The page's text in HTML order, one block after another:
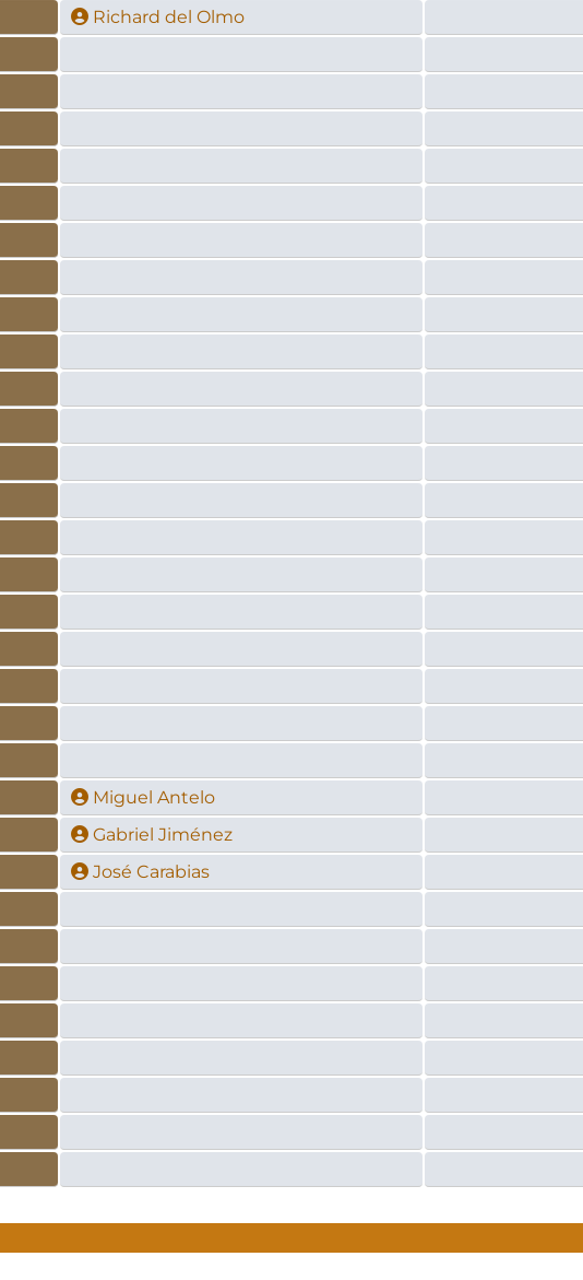
Richard del Olmo
Miguel Antelo
Gabriel Jiménez
José Carabias